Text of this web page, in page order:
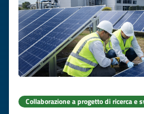
Collaborazione a progetto di ricerca e